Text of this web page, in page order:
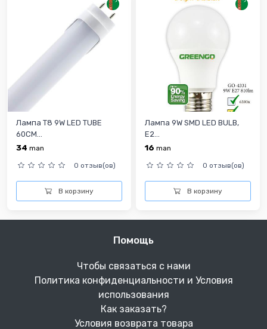
Лампа T8 9W LED TUBE
60CM...
34 man
0 отзыв(ов)
В корзину
Лампа 9W SMD LED BULB,
E2...
16 man
0 отзыв(ов)
В корзину
Помощь
Чтобы связаться с нами
Политика конфиденциальности и Условия
использования
Как заказать?
Условия возврата товара